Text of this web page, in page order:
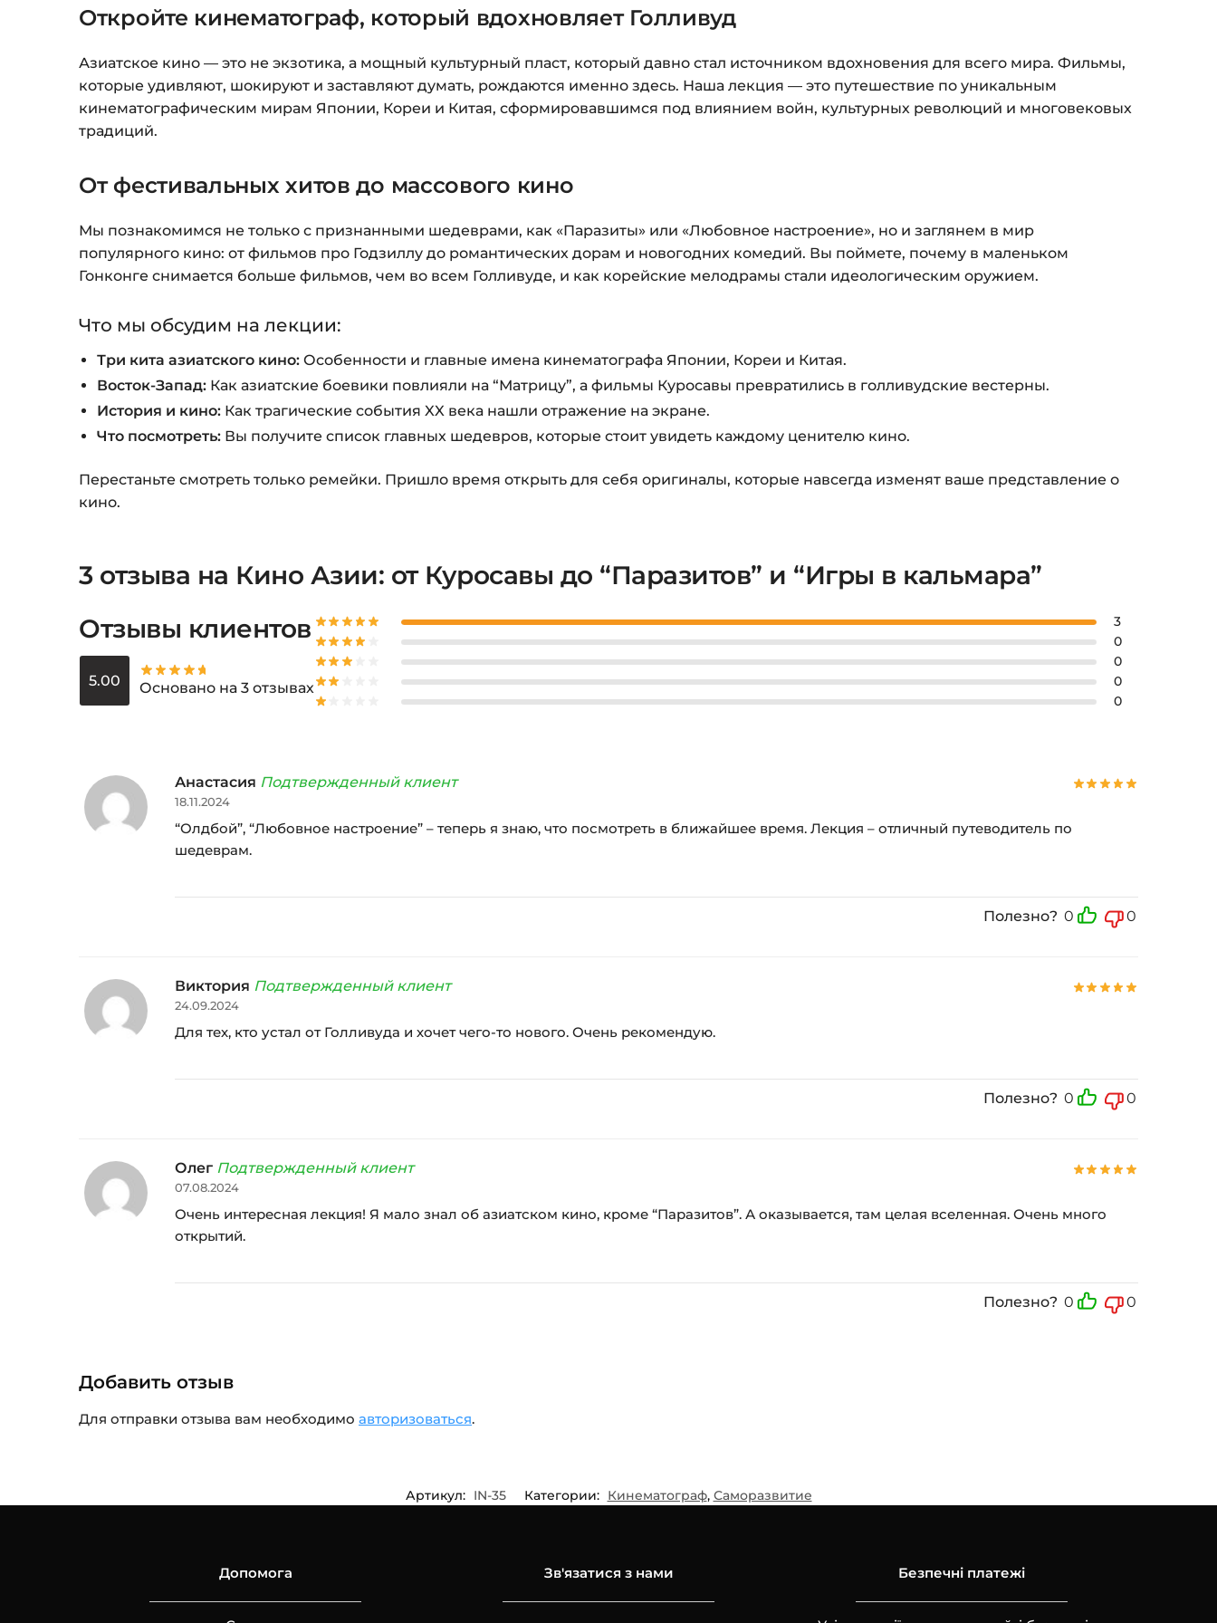
Оплатите удобным способом (более 8 способов оплаты).
«Перейти к загрузкам». Нажмите её — и откроется страница с
курсами.
Вопросы?Пишите наinfo@siluette.com.uaили в чат на сайте.
Откройте кинематограф, который вдохновляет Голливуд
Азиатское кино — это не экзотика, а мощный культурный пласт, который давно стал источником вдохновения для всего мира. Фильмы,
которые удивляют, шокируют и заставляют думать, рождаются именно здесь. Наша лекция — это путешествие по уникальным
кинематографическим мирам Японии, Кореи и Китая, сформировавшимся под влиянием войн, культурных революций и многовековых
традиций.
От фестивальных хитов до массового кино
Мы познакомимся не только с признанными шедеврами, как «Паразиты» или «Любовное настроение», но и заглянем в мир
популярного кино: от фильмов про Годзиллу до романтических дорам и новогодних комедий. Вы поймете, почему в маленьком
Гонконге снимается больше фильмов, чем во всем Голливуде, и как корейские мелодрамы стали идеологическим оружием.
Что мы обсудим на лекции:
Три кита азиатского кино: Особенности и главные имена кинематографа Японии, Кореи и Китая.
Восток-Запад: Как азиатские боевики повлияли на “Матрицу”, а фильмы Куросавы превратились в голливудские вестерны.
История и кино: Как трагические события XX века нашли отражение на экране.
Что посмотреть: Вы получите список главных шедевров, которые стоит увидеть каждому ценителю кино.
Перестаньте смотреть только ремейки. Пришло время открыть для себя оригиналы, которые навсегда изменят ваше представление о
кино.
3 отзыва на Кино Азии: от Куросавы до “Паразитов” и “Игры в кальмара”
Отзывы клиентов
5.00 Основано на 3 отзывах
3
0
0
0
0
Анастасия Подтвержденный клиент
18.11.2024
“Олдбой”, “Любовное настроение” – теперь я знаю, что посмотреть в ближайшее время. Лекция – отличный путеводитель по
шедеврам.
Полезно? 0 0
Виктория Подтвержденный клиент
24.09.2024
Для тех, кто устал от Голливуда и хочет чего-то нового. Очень рекомендую.
Полезно? 0 0
Олег Подтвержденный клиент
07.08.2024
Очень интересная лекция! Я мало знал об азиатском кино, кроме “Паразитов”. А оказывается, там целая вселенная. Очень много
открытий.
Полезно? 0 0
Добавить отзыв
Для отправки отзыва вам необходимоавторизоваться.
Артикул: IN-35 Категории: Кинематограф, Саморазвитие
Допомога Зв'язатися з нами Безпечні платежі